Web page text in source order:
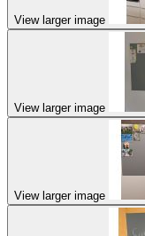
View larger image
View larger image
View larger image